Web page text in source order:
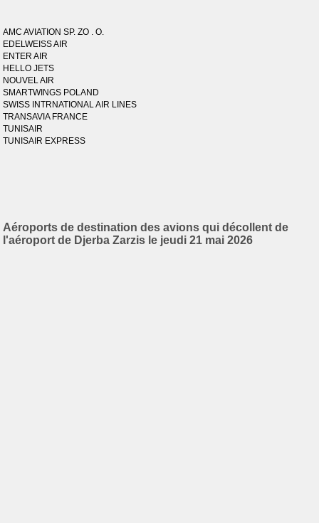
AMC AVIATION SP. ZO . O.
EDELWEISS AIR
ENTER AIR
HELLO JETS
NOUVEL AIR
SMARTWINGS POLAND
SWISS INTRNATIONAL AIR LINES
TRANSAVIA FRANCE
TUNISAIR
TUNISAIR EXPRESS
Aéroports de destination des avions qui décollent de
l'aéroport de Djerba Zarzis le jeudi 21 mai 2026